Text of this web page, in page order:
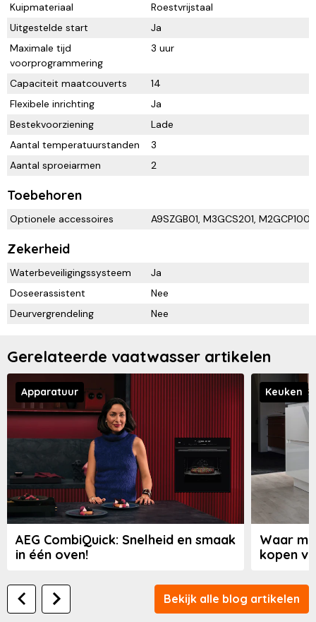
Kuipmateriaal
Roestvrijstaal
Uitgestelde start
Ja
Maximale tijd
voorprogrammering
3 uur
Capaciteit maatcouverts
14
Flexibele inrichting
Ja
Bestekvoorziening
Lade
Aantal temperatuurstanden
3
Aantal sproeiarmen
2
Toebehoren
Optionele accessoires A9SZGB01, M3GCS201,
Zekerheid
Waterbeveiligingssysteem
Ja
Doseerassistent
Nee
Deurvergrendeling
Nee
Gerelateerde vaatwasser artikelen
AEG CombiQuick: Snelheid en smaak
in één oven!
Apparatuur
Waar
kopen
Keuken
Bekijk alle blog artikelen